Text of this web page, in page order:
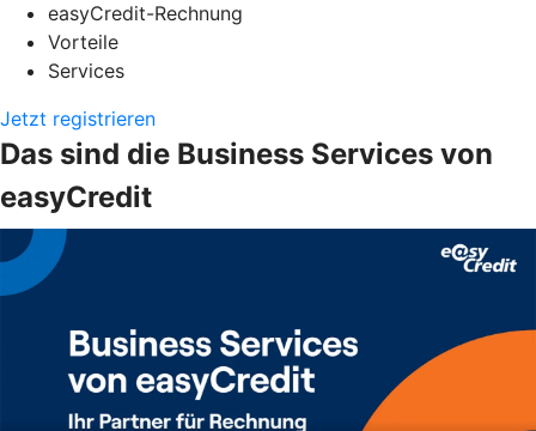
easyCredit-Rechnung
Vorteile
Services
Jetzt registrieren
Das sind die Business Services von
easyCredit